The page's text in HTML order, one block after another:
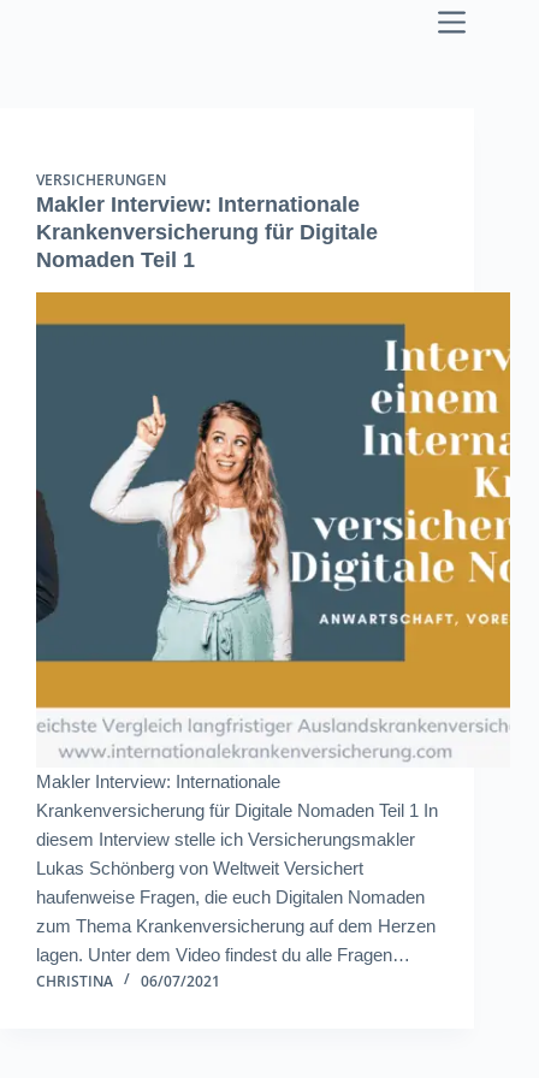
VERSICHERUNGEN
Makler Interview: Internationale
Krankenversicherung für Digitale
Nomaden Teil 1
Makler Interview: Internationale
Krankenversicherung für Digitale Nomaden Teil 1 In
diesem Interview stelle ich Versicherungsmakler
Lukas Schönberg von Weltweit Versichert
haufenweise Fragen, die euch Digitalen Nomaden
zum Thema Krankenversicherung auf dem Herzen
lagen. Unter dem Video findest du alle Fragen…
CHRISTINA
06/07/2021